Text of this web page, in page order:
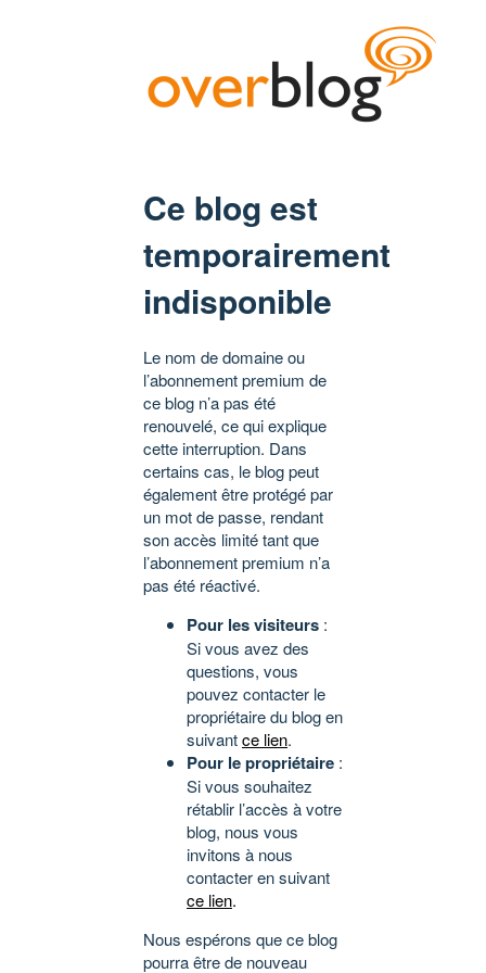
Ce blog est
temporairement
indisponible
Le nom de domaine ou
l’abonnement premium de
ce blog n’a pas été
renouvelé, ce qui explique
cette interruption. Dans
certains cas, le blog peut
également être protégé par
un mot de passe, rendant
son accès limité tant que
l’abonnement premium n’a
pas été réactivé.
Pour les visiteurs :
Si vous avez des
questions, vous
pouvez contacter le
propriétaire du blog en
suivantce lien.
Pour le propriétaire :
Si vous souhaitez
rétablir l’accès à votre
blog, nous vous
invitons à nous
contacter en suivant
ce lien.
Nous espérons que ce blog
pourra être de nouveau